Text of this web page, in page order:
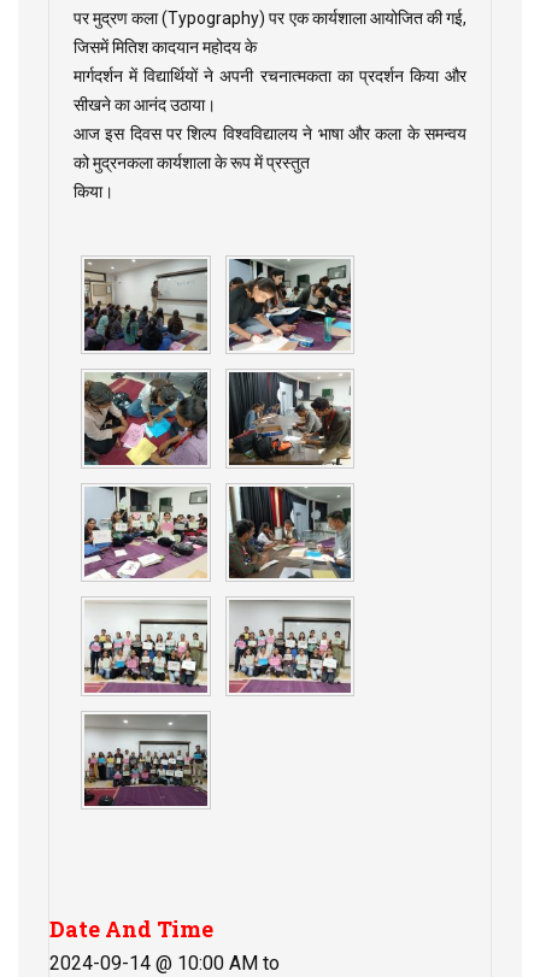
पर मुद्रण कला (Typography) पर एक कार्यशाला आयोजित की गई,
जिसमें मितिश कादयान महोदय के
मार्गदर्शन में विद्यार्थियों ने अपनी रचनात्मकता का प्रदर्शन किया और
सीखने का आनंद उठाया।
आज इस दिवस पर शिल्प विश्वविद्यालय ने भाषा और कला के समन्वय
को मुद्रनकला कार्यशाला के रूप में प्रस्तुत
किया।
Date And Time
2024-09-14 @ 10:00 AM to